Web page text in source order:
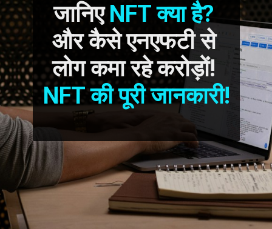
जानिए NFT क्या है?
और कैसे एनएफटी से
NFT की पूरी जानकारी!